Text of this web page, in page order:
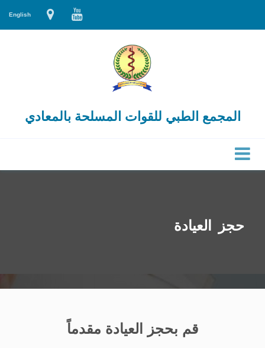
English
المجمع الطبي للقوات المسلحة بالمعادي
حجز العيادة
قم بحجز العيادة مقدماً